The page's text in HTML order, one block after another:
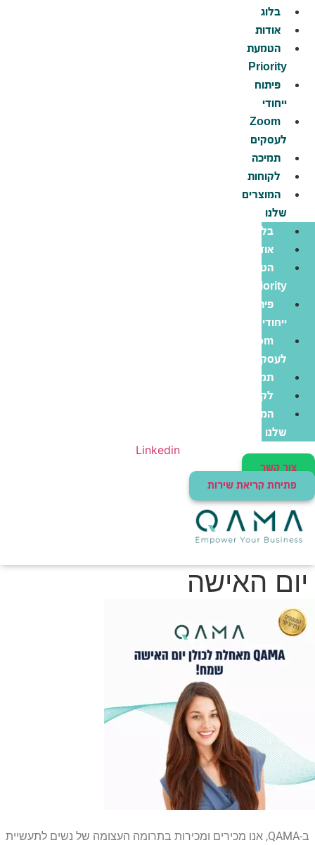
דלג
לתוכן
בלוג
אודות
הטמעת
Priority
פיתוח
ייחודי
Zoom
לעסקים
תמיכה
לקוחות
המוצרים
שלנו
בלוג
אודות
הטמעת
Priority
פיתוח
ייחודי
Zoom
לעסקים
תמיכה
לקוחות
המוצרים
שלנו
Linkedin
צור קשר
פתיחת קריאת שירות
יום האישה
ב-QAMA, אנו מכירים ומכירות בתרומה העצומה של נשים לתעשיית